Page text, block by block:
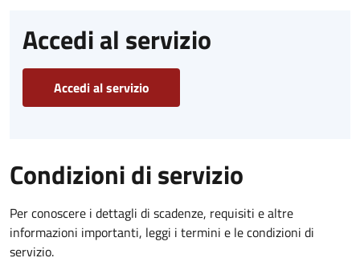
Accedi al servizio
Accedi al servizio
Condizioni di servizio
Per conoscere i dettagli di scadenze, requisiti e altre
informazioni importanti, leggi i termini e le condizioni di
servizio.